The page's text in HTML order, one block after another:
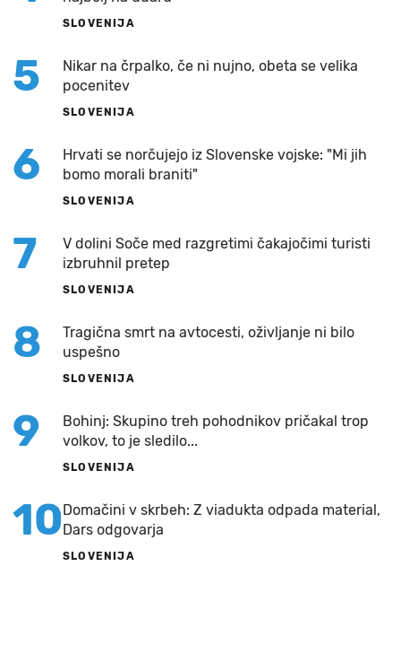
SLOVENIJA
5
Nikar na črpalko, če ni nujno, obeta se velika
pocenitev
SLOVENIJA
6
Hrvati se norčujejo iz Slovenske vojske: "Mi jih
bomo morali braniti"
SLOVENIJA
7
V dolini Soče med razgretimi čakajočimi turisti
izbruhnil pretep
SLOVENIJA
8
Tragična smrt na avtocesti, oživljanje ni bilo
uspešno
SLOVENIJA
9
Bohinj: Skupino treh pohodnikov pričakal trop
volkov, to je sledilo...
SLOVENIJA
10Domačini v skrbeh: Z viadukta odpada material,
Dars odgovarja
SLOVENIJA